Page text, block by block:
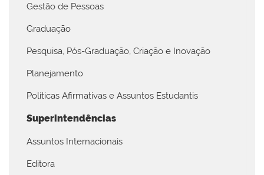
Gestão de Pessoas
Graduação
Pesquisa, Pós-Graduação, Criação e Inovação
Planejamento
Políticas Afirmativas e Assuntos Estudantis
Superintendências
Assuntos Internacionais
Editora